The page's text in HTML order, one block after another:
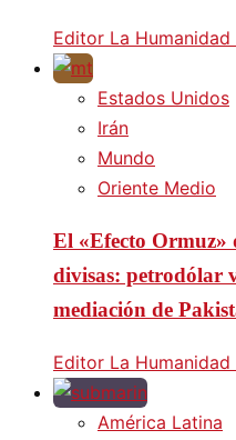
Editor La Humanidad
Estados Unidos
Irán
Mundo
Oriente Medio
El «Efecto Ormuz»
divisas: petrodólar
mediación de
Editor La Humanidad
América Latina